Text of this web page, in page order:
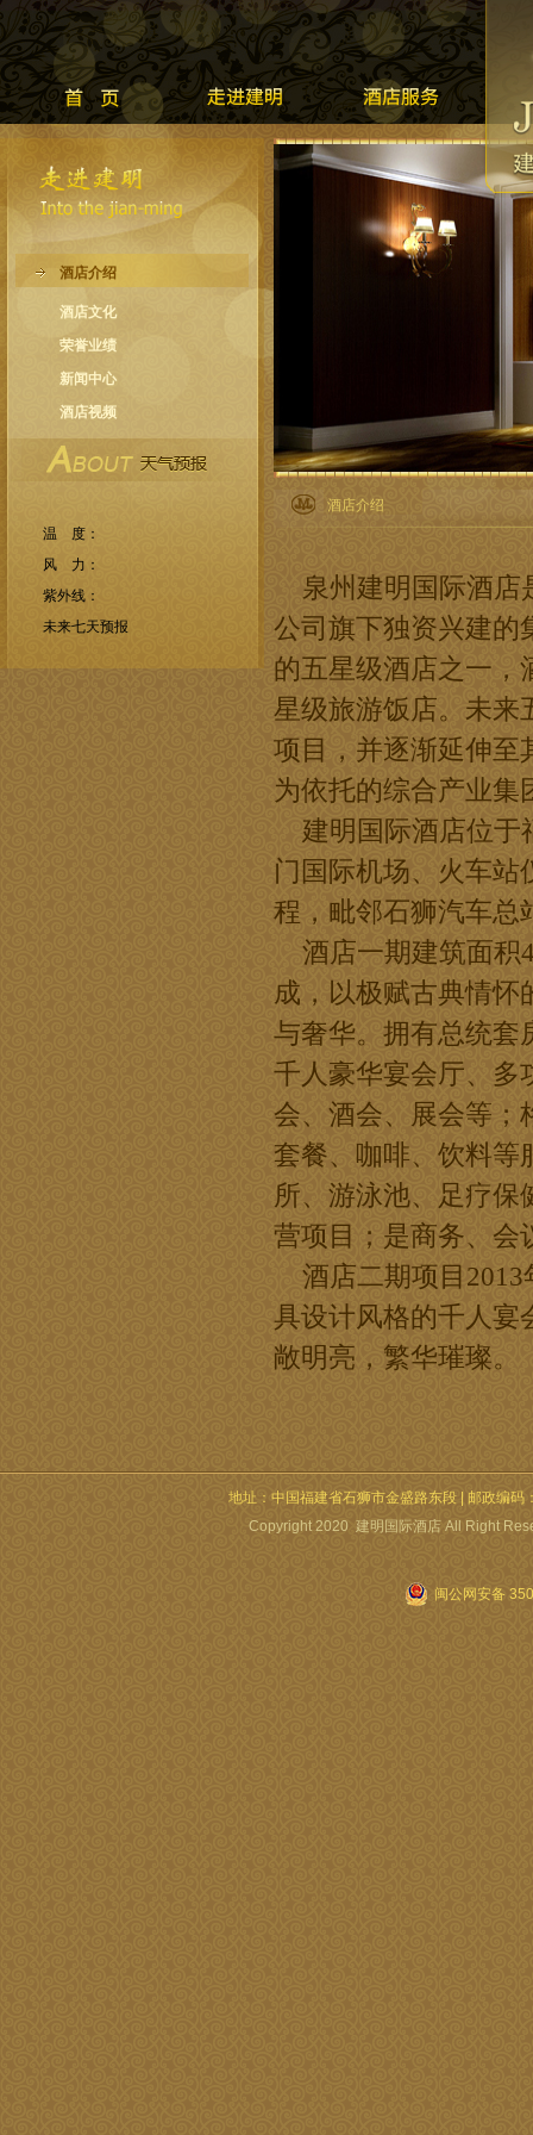
酒店介绍
酒店文化
荣誉业绩
新闻中心
酒店视频
酒店介绍
泉州建明国际酒店
公司旗下独资兴建的
的五星级酒店之一，
星级旅游饭店。未来
项目，并逐渐延伸至
为依托的综合产业集
建明国际酒店位于
门国际机场、火车站
程，毗邻石狮汽车总
酒店一期建筑面积
成，以极赋古典情怀
与奢华。拥有总统套
千人豪华宴会厅、多
会、酒会、展会等；
套餐、咖啡、饮料等
所、游泳池、足疗保
营项目；是商务、会
酒店二期项目2013
具设计风格的千人宴
敞明亮，繁华璀璨。
地址：中国福建省石狮市金盛路东段 | 邮政编
Copyright 2020 建明国际酒店 All Right
闽公网安备